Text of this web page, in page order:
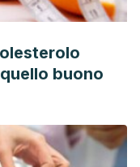
buono